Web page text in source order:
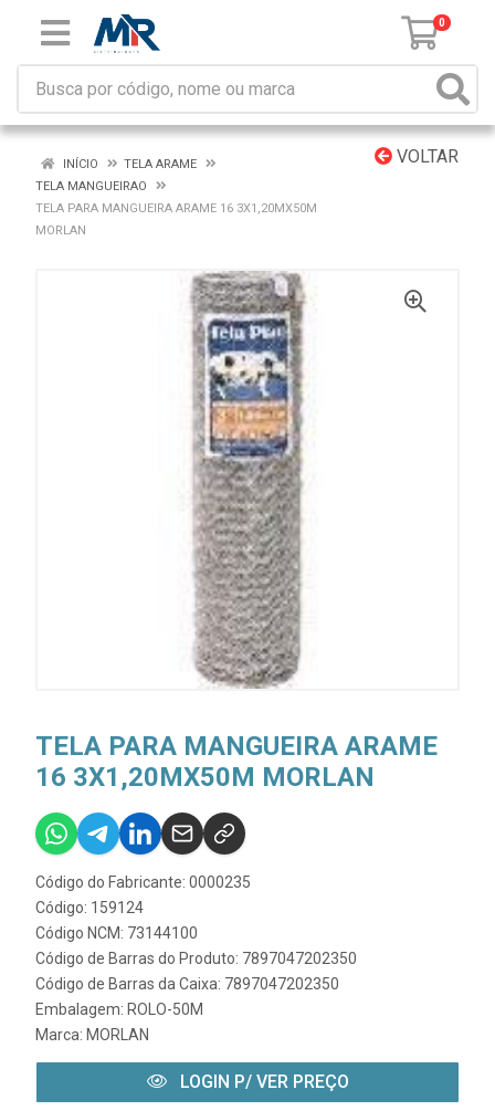
0
VOLTAR
INÍCIO
TELA ARAME
TELA MANGUEIRAO
TELA PARA MANGUEIRA ARAME 16 3X1,20MX50M
MORLAN
TELA PARA MANGUEIRA ARAME
16 3X1,20MX50M MORLAN
Código do Fabricante: 0000235
Código: 159124
Código NCM: 73144100
Código de Barras do Produto: 7897047202350
Código de Barras da Caixa: 7897047202350
Embalagem: ROLO-50M
Marca: MORLAN
LOGIN P/ VER PREÇO